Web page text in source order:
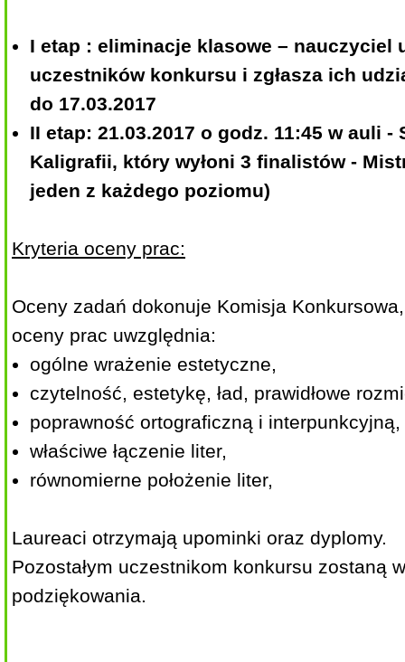
I etap : eliminacje klasowe – nauczyciel
uczestników konkursu i zgłasza ich
do 17.03.2017
II etap: 21.03.2017 o godz. 11:45 w auli
Kaligrafii, który wyłoni 3 finalistów -
jeden z każdego poziomu)
Kryteria oceny prac:
Oceny zadań dokonuje Komisja
oceny prac uwzględnia:
ogólne wrażenie estetyczne,
czytelność, estetykę, ład, prawidłowe
poprawność ortograficzną i interpunkcyjną,
właściwe łączenie liter,
równomierne położenie liter,
Laureaci otrzymają upominki oraz dyplomy.
Pozostałym uczestnikom konkursu zostaną
podziękowania.